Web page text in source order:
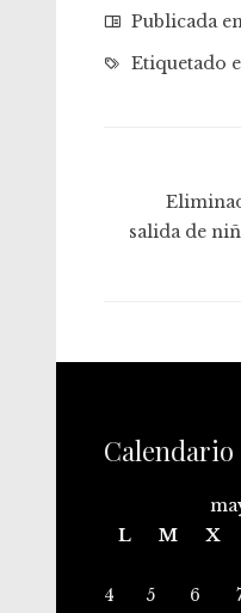
Publicada
Etiquetado
salida de
Calendario
L
M X
4
5 6